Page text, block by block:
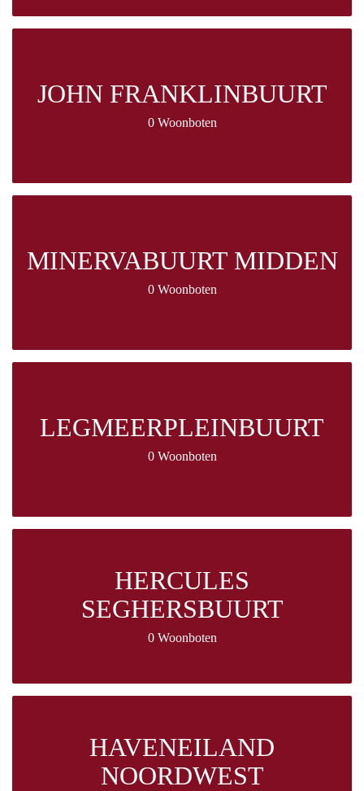
JOHN FRANKLINBUURT
0 Woonboten
MINERVABUURT MIDDEN
0 Woonboten
LEGMEERPLEINBUURT
0 Woonboten
HERCULES
SEGHERSBUURT
0 Woonboten
HAVENEILAND
NOORDWEST